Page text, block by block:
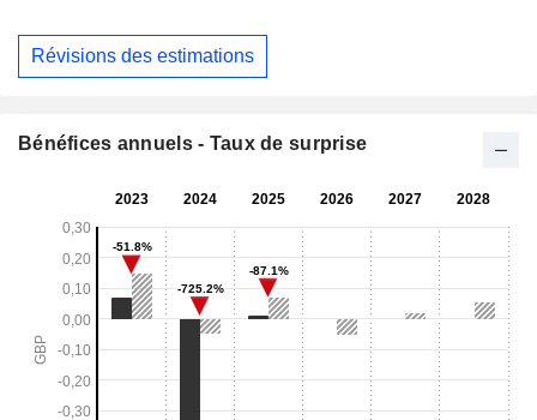
Révisions des estimations
Bénéfices annuels - Taux de surprise